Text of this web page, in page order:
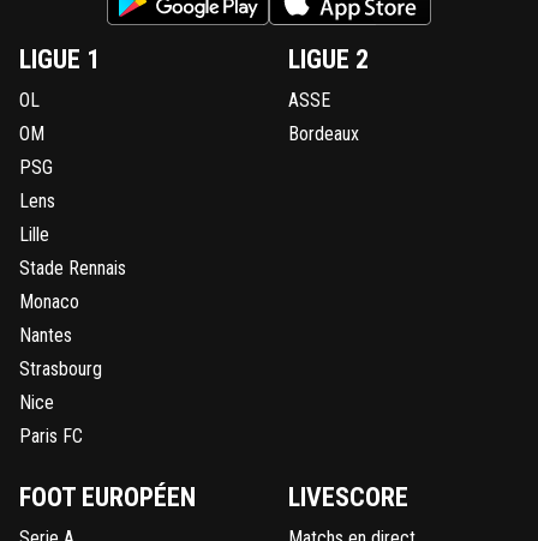
LIGUE 1
OL
OM
PSG
Lens
Lille
Stade Rennais
Monaco
Nantes
Strasbourg
Nice
Paris FC
LIGUE 2
ASSE
Bordeaux
FOOT EUROPÉEN LIVESCORE